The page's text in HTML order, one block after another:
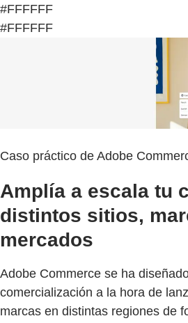
#FFFFFF
#FFFFFF
Caso práctico de Adobe
Amplía a escala tu
distintos sitios,
mercados
Adobe Commerce se ha
comercialización a la hora de
marcas en distintas regiones de